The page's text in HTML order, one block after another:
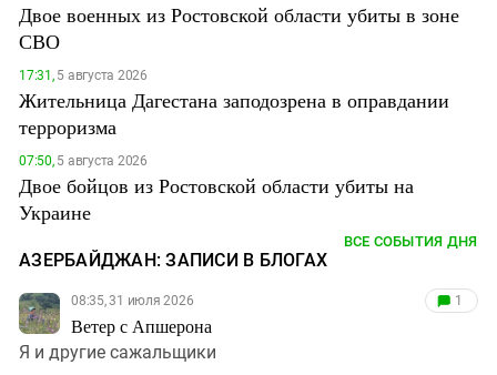
Двое военных из Ростовской области убиты в зоне
СВО
17:31,5 августа 2026
Жительница Дагестана заподозрена в оправдании
терроризма
07:50,5 августа 2026
Двое бойцов из Ростовской области убиты на
Украине
ВСЕ СОБЫТИЯ ДНЯ
АЗЕРБАЙДЖАН: ЗАПИСИ В БЛОГАХ
08:35, 31 июля 2026
Ветер с Апшерона
1
Я и другие сажальщики